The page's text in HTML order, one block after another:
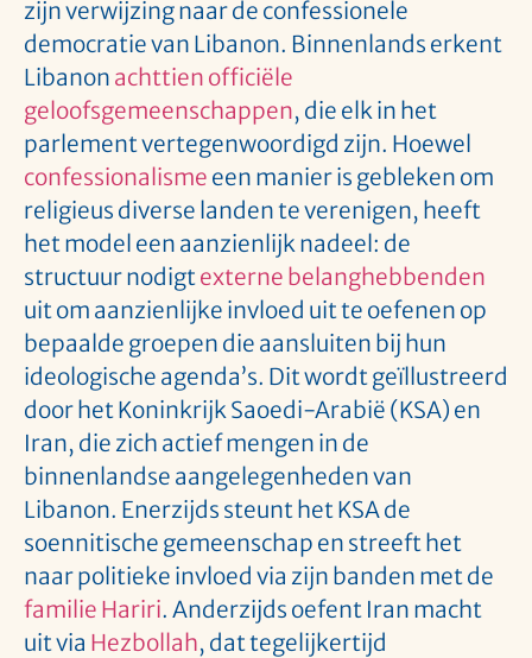
zijn verwijzing naar de confessionele
democratie van Libanon. Binnenlands erkent
Libanon achttien officiële
geloofsgemeenschappen, die elk in het
parlement vertegenwoordigd zijn. Hoewel
confessionalisme een manier is gebleken om
religieus diverse landen te verenigen, heeft
het model een aanzienlijk nadeel: de
structuur nodigtexterne belanghebbenden
uit om aanzienlijke invloed uit te oefenen op
bepaalde groepen die aansluiten bij hun
ideologische agenda’s. Dit wordt geïllustreerd
door het Koninkrijk Saoedi-Arabië (KSA) en
Iran, die zich actief mengen in de
binnenlandse aangelegenheden van
Libanon. Enerzijds steunt het KSA de
soennitische gemeenschap en streeft het
naar politieke invloed via zijn banden met de
familie Hariri. Anderzijds oefent Iran macht
uit via Hezbollah, dat tegelijkertijd